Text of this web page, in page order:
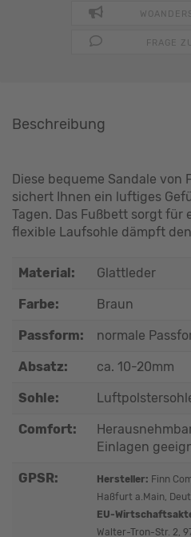
FRAGE
Beschreibung
Diese bequeme Sandale von
sichert Ihnen ein luftiges
Tagen. Das Fußbett sorgt für
flexible Laufsohle dämpft
Material: Glattleder
Farbe: Braun
Passform: normale
Absatz: ca. 10-20mm
Sohle:
Comfort:
Einlagen
GPSR: Hersteller: Finn
Haßfurt a.Main,
EU-
Walter-Tron-Str. 2,